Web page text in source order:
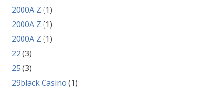
2000A Z (1)
2000A Z (1)
2000A Z (1)
22 (3)
25 (3)
29black Casino (1)